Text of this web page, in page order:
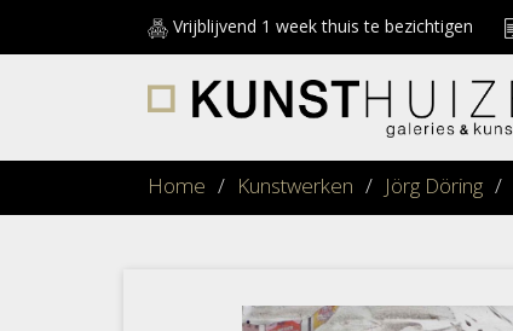
Vrijblijvend 1 week thuis te bezichtigen
Home / Kunstwerken / Jörg Döring /